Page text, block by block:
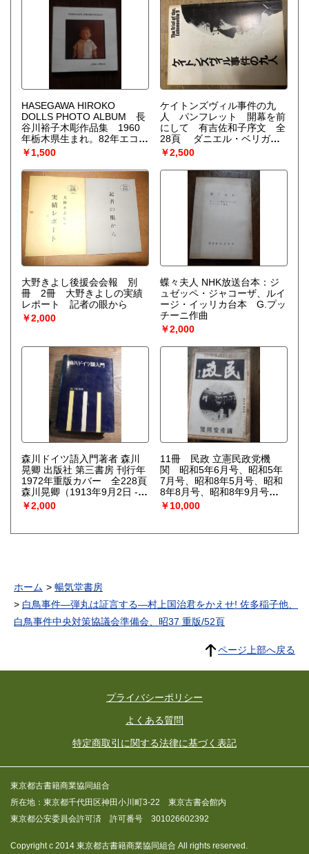
HASEGAWA HIROKO
DOLLS PHOTO ALBUM 長
谷川裕子木彫作品集 1960
年栃木県生まれ。82年エコー
ル・ド・シモン入学。85年創
形美術学校造形科卒業。広島
星ビル、柴田悦子画廊、東京
大丸、日本橋高島屋等で個
展。栃木県立美術館、銀座人
形館Angel Dolls、吉徳等で企
画展参加。桂の木 木彫。全
￥1,500
ケイトンズヴィル事件の九
人 パンフレット 開幕を前
にして 有吉佐和子序文 全
28頁 ダニエル・ベリガン
作, 有吉 佐和子 (脚色演出) 新
宿紀伊国屋ホール 1972
年 綴じ穴あります。
￥2,500
大野きよし後援会会報 別
冊 2冊 大野きよしの実績
レポート 記者の眼から
￥2,000
蝶々夫人 NHK放送台本：ジ
ュゼッペ・ジャコーザ、ルイ
ージ・イッリカ台本 G.プッ
チーニ作曲
￥2,000
森川ドイツ語入門著者 森川
晃卿 出版社 第三書房 刊行年
1972年重版カバー 全228頁
森川晃卿（1913年9月2日 -
1989年11月23日）、ドイツ
文学者。兵庫県生まれ。姫路
帝国大学文学部独文科卒。
助教授、1954年大阪市立大
学教授、67年文学部長、71
年学長、80年定年退官、名誉
教授、相愛女子大学学長、相
愛大学学長。1988年流通科
￥2,000
11冊 民政 立憲民政党機
関 昭和5年6月号、昭和5年
7月号、昭和8年5月号、昭和
8年8月号、昭和8年9月号、
昭和8年12月号、昭和9年4月
号、昭和10年10月号、昭和
号、昭和11年3月号 出版社
￥10,000
ホーム
暢気堂書房
白鳥事件—弾丸は証言する—村上国治君をかえせ! 佐多稲子他、
白鳥事件中央対策協議会準備会、昭37 重版/52頁
ページ上部へ戻る
プライバシーポリシー
よくある質問
特定商取引に関する法律に基づく表記
東京都古書籍商業協同組合
所在地：東京都千代田区神田小川町3-22 東京古書会館内
東京都公安委員会許可済 許可番号 301026602392
Copyright c 2014 東京都古書籍商業協同組合 All rights reserved.